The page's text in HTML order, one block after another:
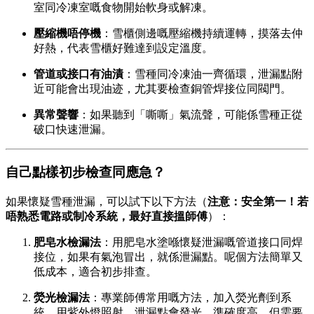
室同冷凍室嘅食物開始軟身或解凍。
壓縮機唔停機 ：雪櫃側邊嘅壓縮機持續運轉，摸落去仲
好熱，代表雪櫃好難達到設定溫度。
管道或接口有油漬：雪種同冷凍油一齊循環，泄漏點附
近可能會出現油迹，尤其要檢查銅管焊接位同閥門。
異常聲響 ：如果聽到「嘶嘶」氣流聲，可能係雪種正從
破口快速泄漏。
自己點樣初步檢查同應急？
如果懷疑雪種泄漏，可以試下以下方法（注意：安全第一！若
唔熟悉電路或制冷系統，最好直接搵師傅）：
肥皂水檢漏法：用肥皂水塗喺懷疑泄漏嘅管道接口同焊
接位，如果有氣泡冒出，就係泄漏點。呢個方法簡單又
低成本，適合初步排查。
熒光檢漏法：專業師傅常用嘅方法，加入熒光劑到系